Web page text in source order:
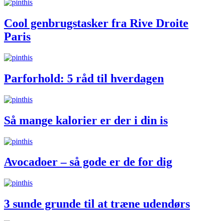
Cool genbrugstasker fra Rive Droite
Paris
Parforhold: 5 råd til hverdagen
Så mange kalorier er der i din is
Avocadoer – så gode er de for dig
3 sunde grunde til at træne udendørs